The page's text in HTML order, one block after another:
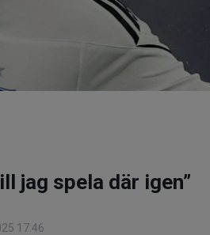
jag spela där igen”
17:46